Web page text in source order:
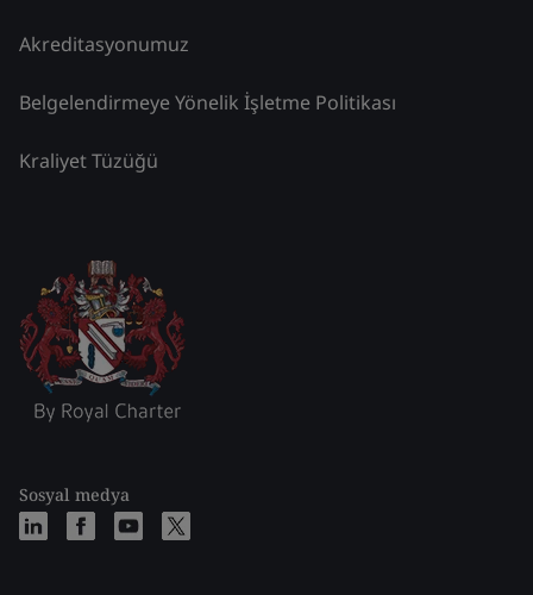
Akreditasyonumuz
Belgelendirmeye Yönelik İşletme Politikası
Kraliyet Tüzüğü
Sosyal medya